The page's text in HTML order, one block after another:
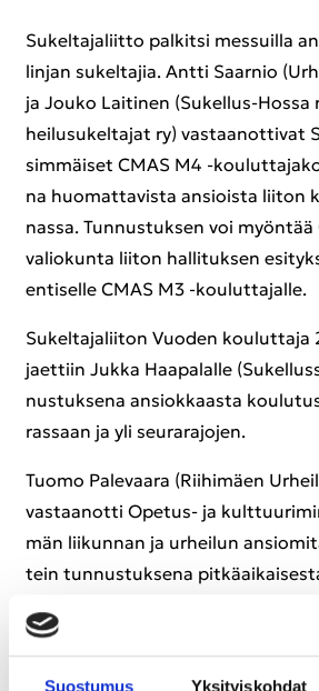
Suos­tu­mus Yk­si­tyis­koh­dat
Su­kel­ta­ja­liit­to pal­kit­si mes­suil­la
lin­jan su­kel­ta­jia. Antti Saar­nio
ja Jouko Lai­ti­nen (Sukellus-​Hossa
hei­lusu­kel­ta­jat ry) vas­taa­not­ti­vat
sim­mäi­set CMAS M4 -​
na huo­mat­ta­vis­ta an­siois­ta
nas­sa. Tun­nus­tuk­sen voi
va­lio­kun­ta lii­ton hal­li­tuk­sen
en­ti­sel­le CMAS M3 -​kouluttajalle.
Su­kel­ta­ja­lii­ton Vuo­den kou­lut­ta­ja
jaet­tiin Jukka Haa­pa­lal­le
nus­tuk­se­na an­siok­kaas­ta
ras­saan ja yli seu­ra­ra­jo­jen.
Tuomo Pa­le­vaa­ra (Rii­hi­mäen
vas­taa­not­ti Opetus-​ ja
män lii­kun­nan ja ur­hei­lun
tein tun­nus­tuk­se­na
ta­sol­la.
Tero Leh­to­nen (Hä­meen­lin­nan